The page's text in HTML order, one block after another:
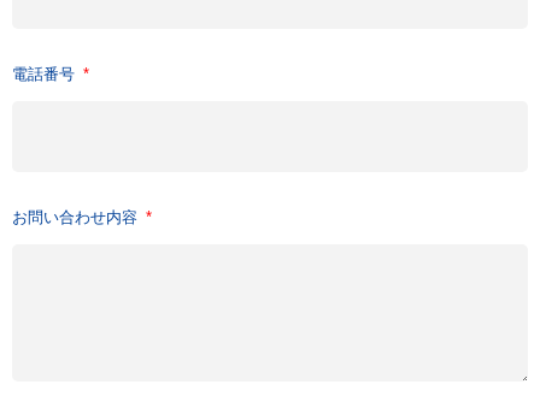
電話番号
お問い合わせ内容